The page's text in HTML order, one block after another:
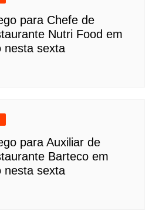
para Chefe de
Nutri Food em
nesta sexta
para Auxiliar de
Barteco em
nesta sexta